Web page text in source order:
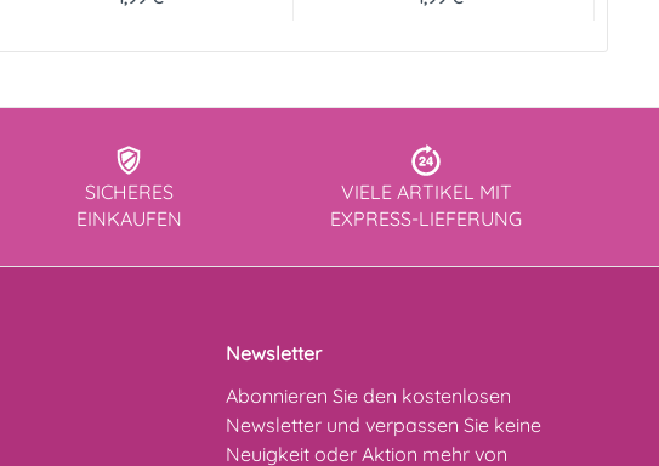
SICHERES
EINKAUFEN
VIELE ARTIKEL MIT
EXPRESS-LIEFERUNG
Newsletter
Abonnieren Sie den kostenlosen
Newsletter und verpassen Sie keine
Neuigkeit oder Aktion mehr von